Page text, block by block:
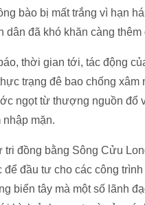
bào bị mất trắng vì hạn
dân đã khó khăn càng
thời gian tới, tác động
trạng đê bao chống xâm
ngọt từ thượng nguồn đổ
nhập mặn.
tri đồng bằng Sông Cửu
để đầu tư cho các công
biển tây mà một số lãnh